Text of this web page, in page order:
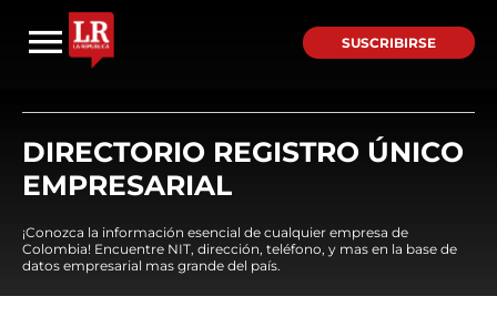
SUSCRIBIRSE
DIRECTORIO REGISTRO ÚNICO
EMPRESARIAL
¡Conozca la información esencial de cualquier empresa de
Colombia! Encuentre NIT, dirección, teléfono, y mas en la base de
datos empresarial mas grande del país.